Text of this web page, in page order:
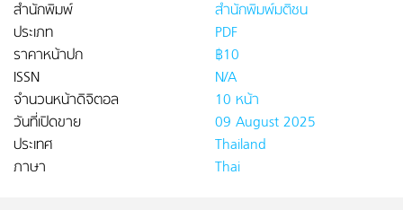
สำนักพิมพ์
สำนักพิมพ์มติชน
ประเภท
PDF
ราคาหน้าปก
฿10
ISSN
N/A
จำนวนหน้าดิจิตอล
10 หน้า
วันที่เปิดขาย
09 August 2025
ประเทศ
Thailand
ภาษา
Thai